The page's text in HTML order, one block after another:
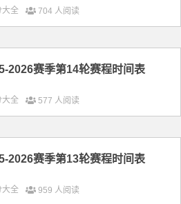
大全 704 人阅读
2026赛季第14轮赛程时间表
大全 577 人阅读
2026赛季第13轮赛程时间表
大全 959 人阅读